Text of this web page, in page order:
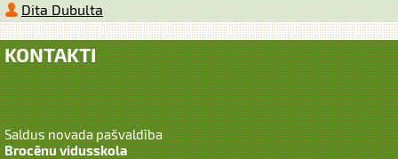
Dita Dubulta
KONTAKTI
Saldus novada pašvaldība
Brocēnu vidusskola